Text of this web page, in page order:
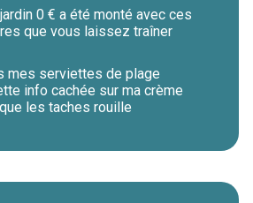
0 € a été monté avec ces
que vous laissez traîner
mes serviettes de plage
info cachée sur ma crème
les taches rouille